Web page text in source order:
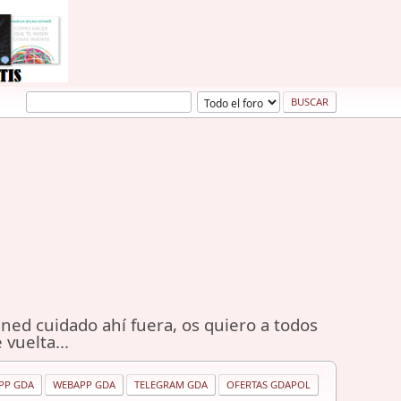
cuidado ahí fuera, os quiero a todos
vuelta...
GDA WEBAPP GDA TELEGRAM GDA OFERTAS GDAPOL